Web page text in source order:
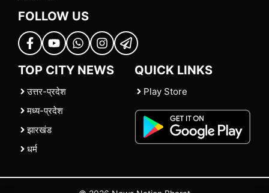
FOLLOW US
TOP CITY NEWS
उत्तर-प्रदेश
मध्य-प्रदेश
झारखंड
धर्म
QUICK LINKS
Play Store